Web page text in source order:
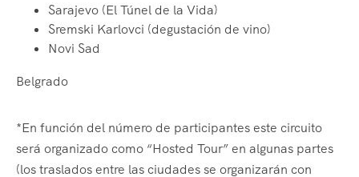
Sarajevo (El Túnel de la Vida)
Sremski Karlovci (degustación de vino)
Novi Sad
Belgrado
*En función del número de participantes este circuito
será organizado como “Hosted Tour” en algunas partes
(los traslados entre las ciudades se organizarán con